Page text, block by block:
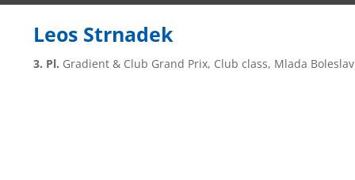
Leos Strnadek
3. Pl. Gradient & Club Grand Prix, Club class, Mlada Boleslav